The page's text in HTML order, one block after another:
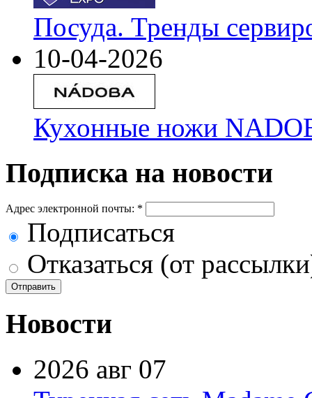
Посуда. Тренды
10-04-2026
Кухонные ножи
Подписка на новости
Адрес электронной почты: *
Подписаться
Отказаться (от
Новости
2026 авг 07